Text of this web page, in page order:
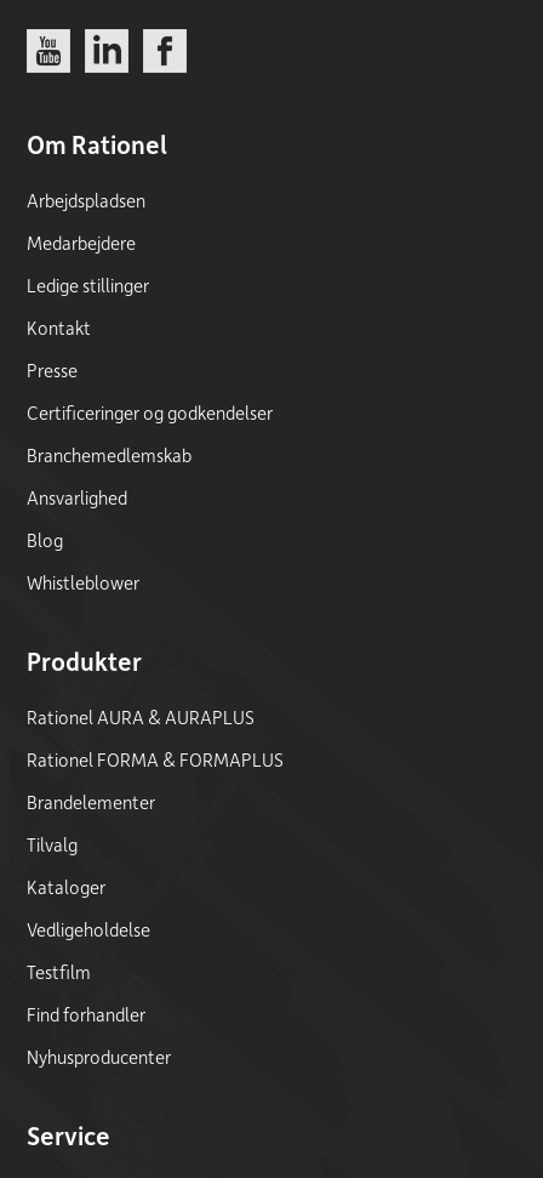
Link Link
Om Rationel
Arbejdspladsen
Medarbejdere
Ledige stillinger
Kontakt
Presse
Certificeringer og godkendelser
Branchemedlemskab
Ansvarlighed
Blog
Whistleblower
Produkter
Rationel AURA & AURAPLUS
Rationel FORMA & FORMAPLUS
Brandelementer
Tilvalg
Kataloger
Vedligeholdelse
Testfilm
Find forhandler
Nyhusproducenter
Service